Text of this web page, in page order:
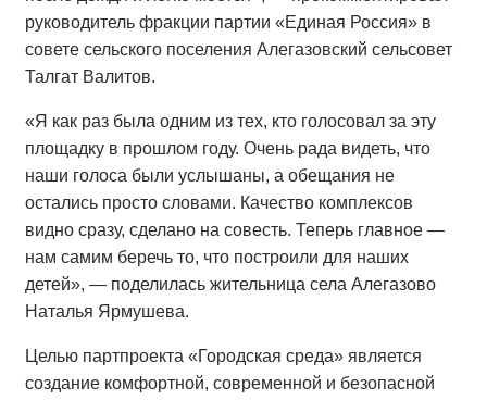
руководитель фракции партии «Единая Россия» в
совете сельского поселения Алегазовский сельсовет
Талгат Валитов.
«Я как раз была одним из тех, кто голосовал за эту
площадку в прошлом году. Очень рада видеть, что
наши голоса были услышаны, а обещания не
остались просто словами. Качество комплексов
видно сразу, сделано на совесть. Теперь главное —
нам самим беречь то, что построили для наших
детей», — поделилась жительница села Алегазово
Наталья Ярмушева.
Целью партпроекта «Городская среда» является
создание комфортной, современной и безопасной